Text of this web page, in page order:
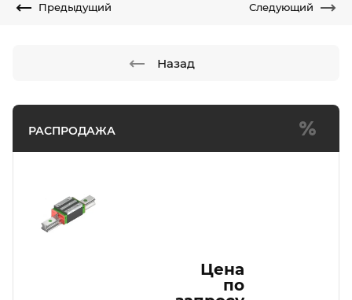
РАСПРОДАЖА
Цена
по
Предыдущий Следующий
Назад